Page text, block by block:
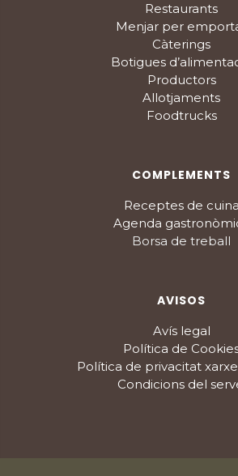
Restaurants
Menjar per
Càterings
Botigues
Productors
Allotjaments
Foodtrucks
COMPLEMENTS
Receptes de cuina
Agenda
Borsa de treball
AVISOS
Avís legal
Política de
Política de privacitat
Condicions del